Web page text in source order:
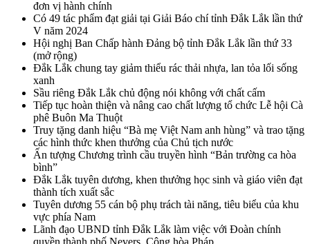
đơn vị hành chính
Có 49 tác phẩm đạt giải tại Giải Báo chí tỉnh Đắk Lắk lần thứ
V năm 2024
Hội nghị Ban Chấp hành Đảng bộ tỉnh Đắk Lắk lần thứ 33
(mở rộng)
Đắk Lắk chung tay giảm thiểu rác thải nhựa, lan tỏa lối sống
xanh
Sầu riêng Đắk Lắk chủ động nói không với chất cấm
Tiếp tục hoàn thiện và nâng cao chất lượng tổ chức Lễ hội Cà
phê Buôn Ma Thuột
Truy tặng danh hiệu “Bà mẹ Việt Nam anh hùng” và trao tặng
các hình thức khen thưởng của Chủ tịch nước
Ấn tượng Chương trình cầu truyền hình “Bản trường ca hòa
bình”
Đắk Lắk tuyên dương, khen thưởng học sinh và giáo viên đạt
thành tích xuất sắc
Tuyên dương 55 cán bộ phụ trách tài năng, tiêu biểu của khu
vực phía Nam
Lãnh đạo UBND tỉnh Đắk Lắk làm việc với Đoàn chính